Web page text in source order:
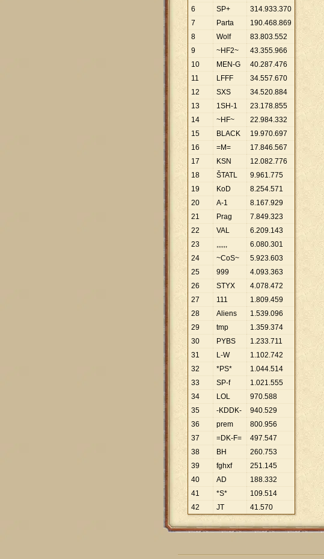
6
SP+ 314.933.370
7
Parta 190.468.869
8
Wolf 83.803.552
9
~HF2~ 43.355.966
10
MEN-G 40.287.476
11
LFFF 34.557.670
12
SXS 34.520.884
13
1SH-1 23.178.855
14
~HF~ 22.984.332
15
BLACK 19.970.697
16
=M= 17.846.567
17
KSN 12.082.776
18
ŠTATL 9.961.775
19
KoD 8.254.571
20
A-1 8.167.929
21
Prag 7.849.323
22
VAL 6.209.143
23
,,,,,, 6.080.301
24
~CoS~ 5.923.603
25
999 4.093.363
26
STYX 4.078.472
27
111 1.809.459
28
Aliens 1.539.096
29
tmp 1.359.374
30
PYBS 1.233.711
31
L-W 1.102.742
32
*PS* 1.044.514
33
SP-f 1.021.555
34
LOL 970.588
35
-KDDK- 940.529
36
prem 800.956
37
=DK-F= 497.547
38
BH 260.753
39
fghxf 251.145
40
AD 188.332
41
*S* 109.514
42
JT 41.570